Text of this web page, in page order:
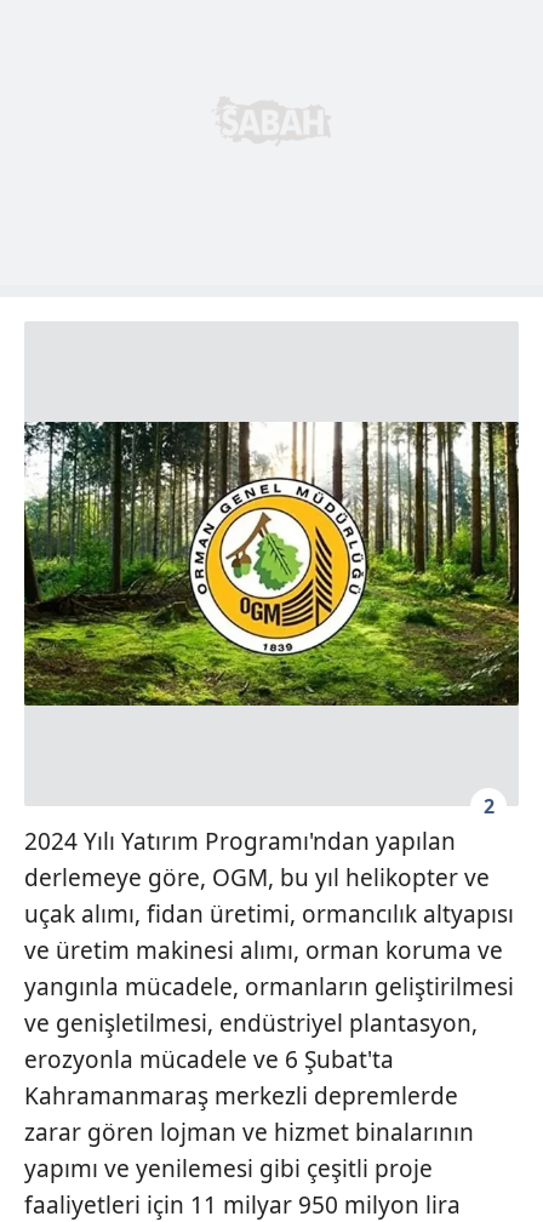
2
2024 Yılı Yatırım Programı'ndan yapılan
derlemeye göre, OGM, bu yıl helikopter ve
uçak alımı, fidan üretimi, ormancılık altyapısı
ve üretim makinesi alımı, orman koruma ve
yangınla mücadele, ormanların geliştirilmesi
ve genişletilmesi, endüstriyel plantasyon,
erozyonla mücadele ve 6 Şubat'ta
Kahramanmaraş merkezli depremlerde
zarar gören lojman ve hizmet binalarının
yapımı ve yenilemesi gibi çeşitli proje
faaliyetleri için 11 milyar 950 milyon lira